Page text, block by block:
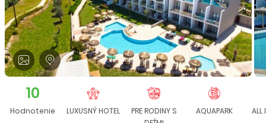
10
Hodnotenie LUXUSNÝ HOTEL
PRE RODINY S
AQUAPARK ALL